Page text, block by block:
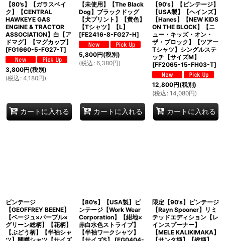
【80's】【ガラスベイ
ク】【CENTRAL
HAWKEYE GAS
ENGINE & TRACTOR
ASSOCIATION】白【ア
ドマグ】【マグカップ】
[FG1660-5-FG27-T]
3,800円(税別)
(税込 : 4,180円)
カートに入れる
【未使用】【The Black
Dog】ブラックドッグ
【犬プリント】【黄色】
【Tシャツ】【L】
[FE2416-8-FG27-H]
5,800円(税別)
(税込 : 6,380円)
カートに入れる
【90's】【ビンテージ】
【USA製】【ヘインズ】
【Hanes】【NEW KIDS
ON THE BLOCK】【ニ
ュー・キッズ・オン・
ザ・ブロック】【ツアー
Tシャツ】シングルステ
ッチ【サイズM】
[FF2065-15-FH03-T]
12,800円(税別)
(税込 : 14,080円)
カートに入れる
ビンテージ
【GEOFFREY BEENE】
【ベージュ×パープル×
グリーン総柄】【花柄】
【ぶどう柄】【半袖シャ
ツ】開襟シャツ【サイズ
【80's】【USA製】ビ
ンテージ【Work Wear
Corporation】【紺地×
赤白水色ストライプ】
【半袖ワークシャツ】
【サイズS】
[FG0404-
限定【90's】ビンテージ
【Rayn Spooner】リミ
テッドエディション【レ
インスプーナー】
【MELE KALIKIMAKA】
【サンタ柄】【総柄】